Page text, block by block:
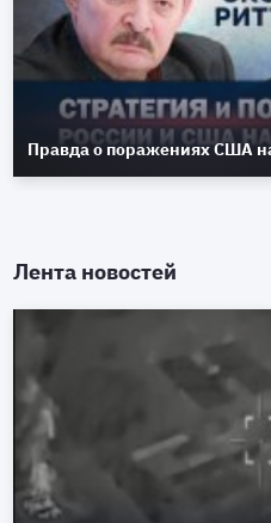
Правда о поражениях США
Лента новостей